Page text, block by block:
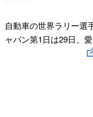
文化
動画/Live
スポーツ・東京2020
自動車の世界ラリー選
ャパン第1日は29日、